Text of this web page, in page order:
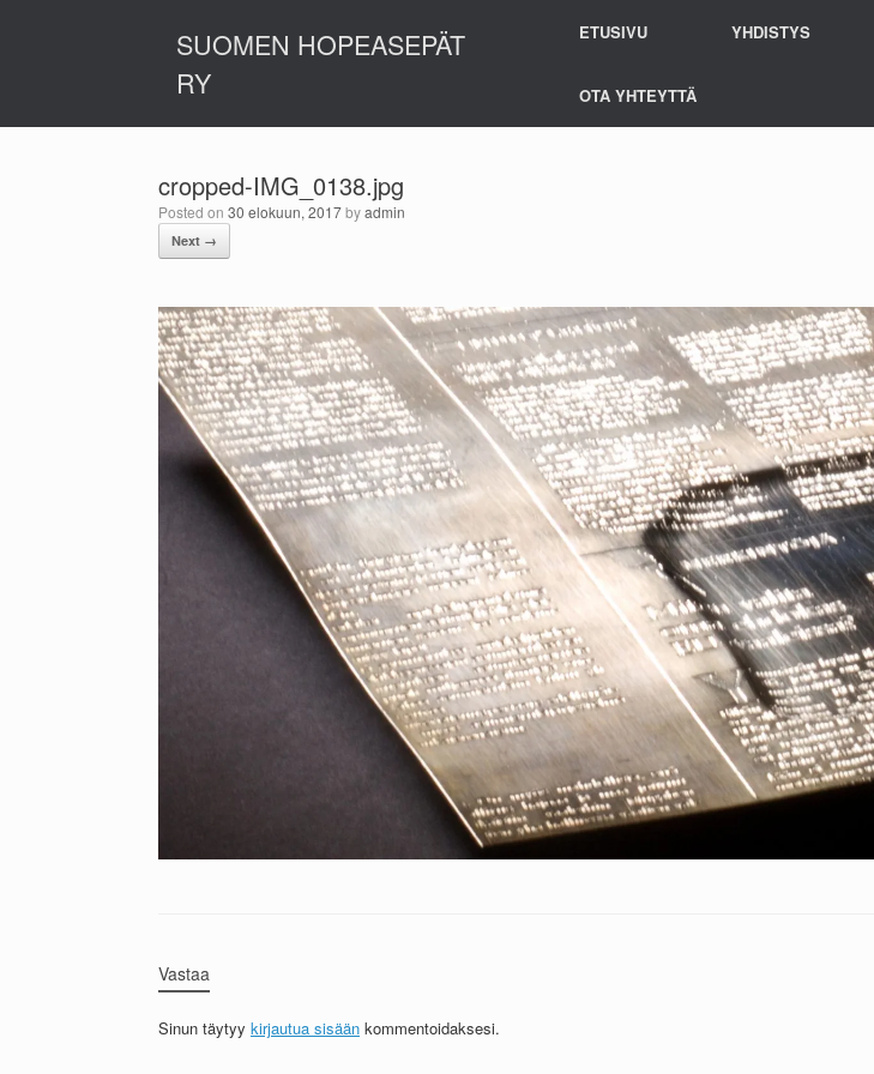
SUOMEN HOPEASEPÄT
RY
ETUSIVU YHDISTYS
OTA YHTEYTTÄ
cropped-IMG_0138.jpg
Posted on 30 elokuun, 2017byadmin
Next →
Vastaa
Sinun täytyy kirjautua sisään kommentoidaksesi.